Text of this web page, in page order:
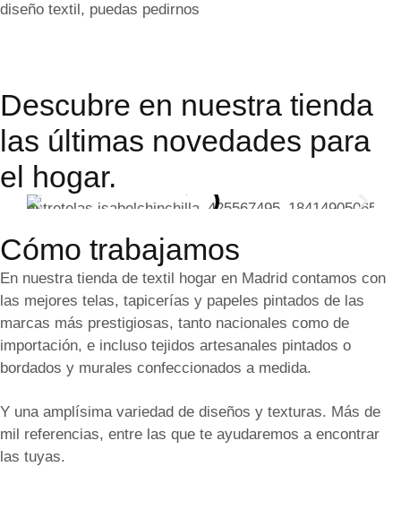
diseño textil, puedas pedirnos
Descubre en nuestra tienda
las últimas novedades para
el hogar.
Cómo trabajamos
En nuestra tienda de textil hogar en Madrid contamos con
las mejores telas, tapicerías y papeles pintados de las
marcas más prestigiosas, tanto nacionales como de
importación, e incluso tejidos artesanales pintados o
bordados y murales confeccionados a medida.
Y una amplísima variedad de diseños y texturas. Más de
mil referencias, entre las que te ayudaremos a encontrar
las tuyas.